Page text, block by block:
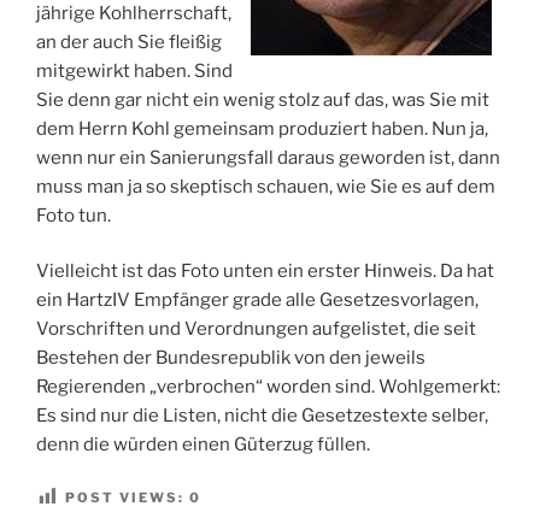
jährige Kohlherrschaft,
an der auch Sie fleißig
mitgewirkt haben. Sind
Sie denn gar nicht ein wenig stolz auf das, was Sie mit
dem Herrn Kohl gemeinsam produziert haben. Nun ja,
wenn nur ein Sanierungsfall daraus geworden ist, dann
muss man ja so skeptisch schauen, wie Sie es auf dem
Foto tun.
Vielleicht ist das Foto unten ein erster Hinweis. Da hat
ein HartzIV Empfänger grade alle Gesetzesvorlagen,
Vorschriften und Verordnungen aufgelistet, die seit
Bestehen der Bundesrepublik von den jeweils
Regierenden „verbrochen“ worden sind. Wohlgemerkt:
Es sind nur die Listen, nicht die Gesetzestexte selber,
denn die würden einen Güterzug füllen.
POST VIEWS: 0